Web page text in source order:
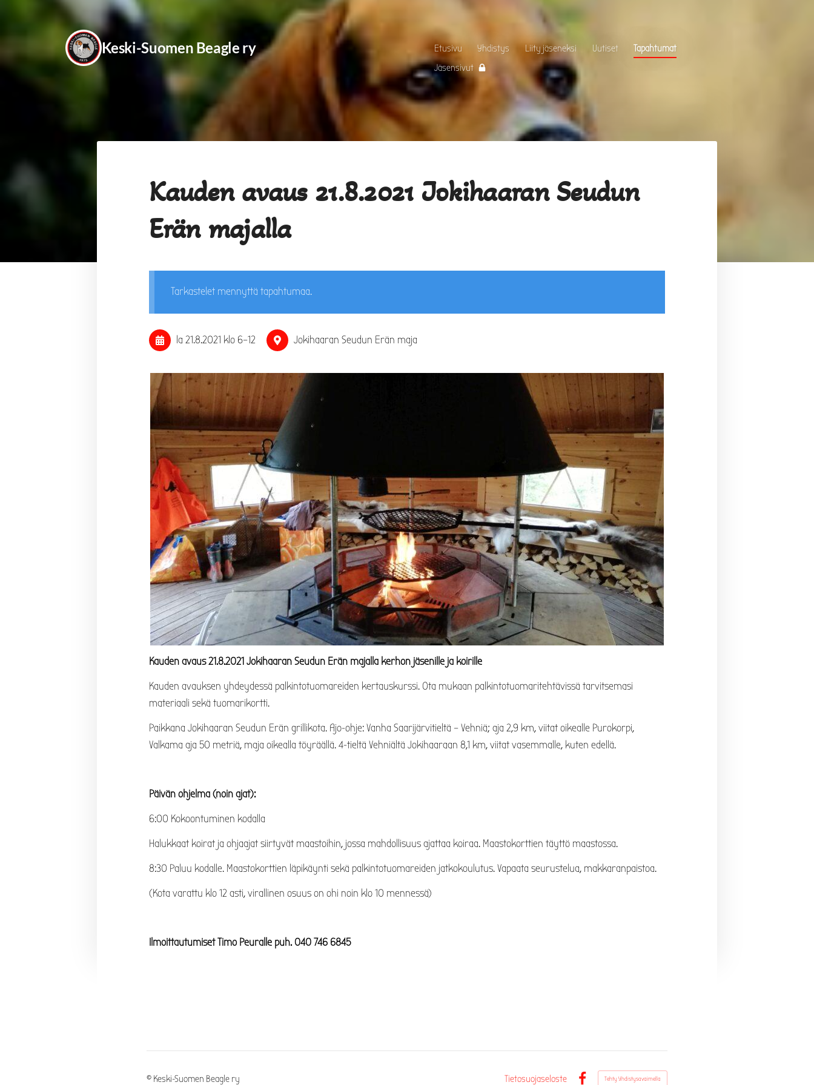
Keski-Suomen Beagle ry Etusivu Yhdistys Liity jäseneksi Uutiset
Tapahtumat
Jäsensivut
Kauden avaus 21.8.2021 Jokihaaran Seudun
Erän majalla
Tarkastelet mennyttä tapahtumaa.
la 21.8.2021 klo 6–12 Jokihaaran Seudun Erän maja
Kauden avaus 21.8.2021 Jokihaaran Seudun Erän majalla kerhon jäsenille ja koirille
Kauden avauksen yhdeydessä palkintotuomareiden kertauskurssi. Ota mukaan palkintotuomaritehtävissä tarvitsemasi
materiaali sekä tuomarikortti.
Paikkana Jokihaaran Seudun Erän grillikota. Ajo-ohje: Vanha Saarijärvitieltä – Vehniä; aja 2,9 km, viitat oikealle Purokorpi,
Valkama aja 50 metriä, maja oikealla töyräällä. 4-tieltä Vehniältä Jokihaaraan 8,1 km, viitat vasemmalle, kuten edellä.
Päivän ohjelma (noin ajat):
6:00 Kokoontuminen kodalla
Halukkaat koirat ja ohjaajat siirtyvät maastoihin, jossa mahdollisuus ajattaa koiraa. Maastokorttien täyttö maastossa.
8:30 Paluu kodalle. Maastokorttien läpikäynti sekä palkintotuomareiden jatkokoulutus. Vapaata seurustelua, makkaranpaistoa.
(Kota varattu klo 12 asti, virallinen osuus on ohi noin klo 10 mennessä)
Ilmoittautumiset Timo Peuralle puh. 040 746 6845
© Keski-Suomen Beagle ry
Tietosuojaseloste
Tehty Yhdistysavaimella